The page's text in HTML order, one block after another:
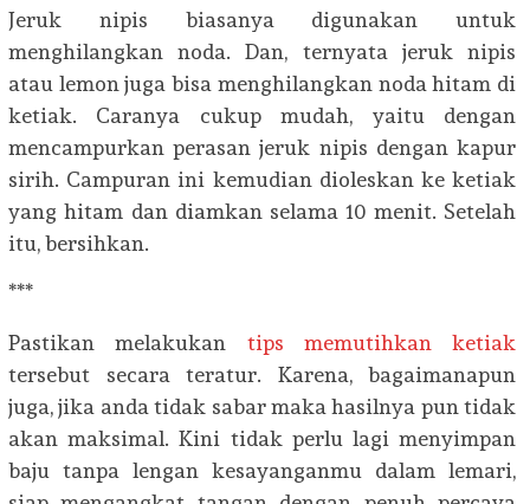
Jeruk nipis biasanya digunakan untuk
menghilangkan noda. Dan, ternyata jeruk nipis
atau lemon juga bisa menghilangkan noda hitam di
ketiak. Caranya cukup mudah, yaitu dengan
mencampurkan perasan jeruk nipis dengan kapur
sirih. Campuran ini kemudian dioleskan ke ketiak
yang hitam dan diamkan selama 10 menit. Setelah
itu, bersihkan.
***
Pastikan melakukan tips memutihkan ketiak
tersebut secara teratur. Karena, bagaimanapun
juga, jika anda tidak sabar maka hasilnya pun tidak
akan maksimal. Kini tidak perlu lagi menyimpan
baju tanpa lengan kesayanganmu dalam lemari,